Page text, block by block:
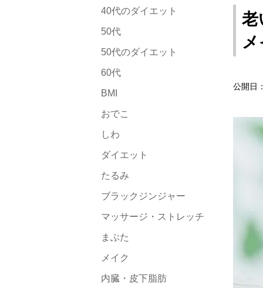
40代のダイエット
50代
50代のダイエット
60代
BMI
おでこ
しわ
ダイエット
たるみ
ブラックジンジャー
マッサージ・ストレッチ
まぶた
メイク
内臓・皮下脂肪
老
公開日